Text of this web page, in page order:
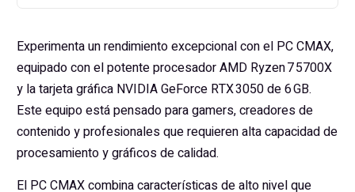
Experimenta un rendimiento excepcional con el PC CMAX,
equipado con el potente procesador AMD Ryzen 7 5700X
y la tarjeta gráfica NVIDIA GeForce RTX 3050 de 6 GB.
Este equipo está pensado para gamers, creadores de
contenido y profesionales que requieren alta capacidad de
procesamiento y gráficos de calidad.
El PC CMAX combina características de alto nivel que